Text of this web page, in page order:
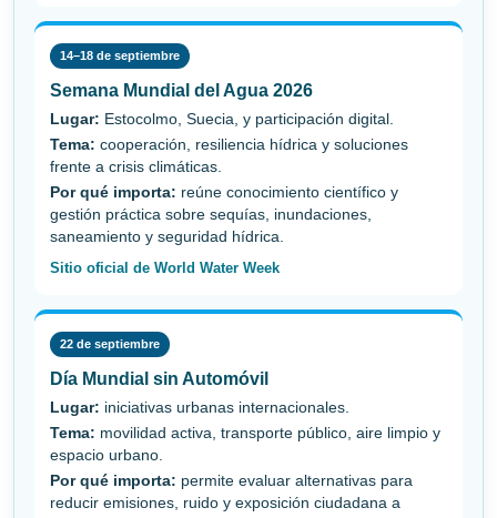
14–18 de septiembre
Semana Mundial del Agua 2026
Lugar: Estocolmo, Suecia, y participación digital.
Tema: cooperación, resiliencia hídrica y soluciones
frente a crisis climáticas.
Por qué importa: reúne conocimiento científico y
gestión práctica sobre sequías, inundaciones,
saneamiento y seguridad hídrica.
Sitio oficial de World Water Week
22 de septiembre
Día Mundial sin Automóvil
Lugar: iniciativas urbanas internacionales.
Tema: movilidad activa, transporte público, aire limpio y
espacio urbano.
Por qué importa: permite evaluar alternativas para
reducir emisiones, ruido y exposición ciudadana a